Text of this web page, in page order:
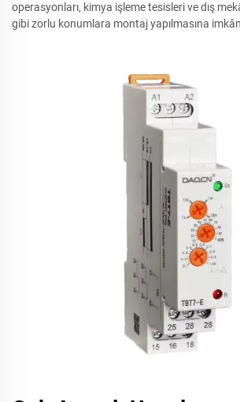
operasyonları, kimya işleme tesisleri ve dış
gibi zorlu konumlara montaj yapılmasına